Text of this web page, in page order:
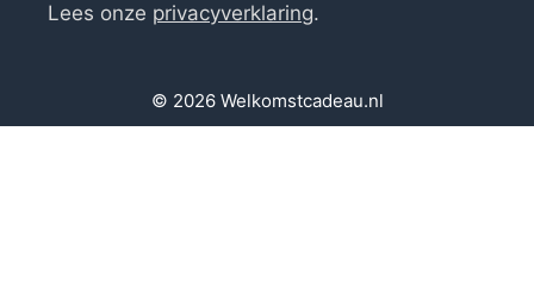
Lees onze privacyverklaring.
© 2026 Welkomstcadeau.nl